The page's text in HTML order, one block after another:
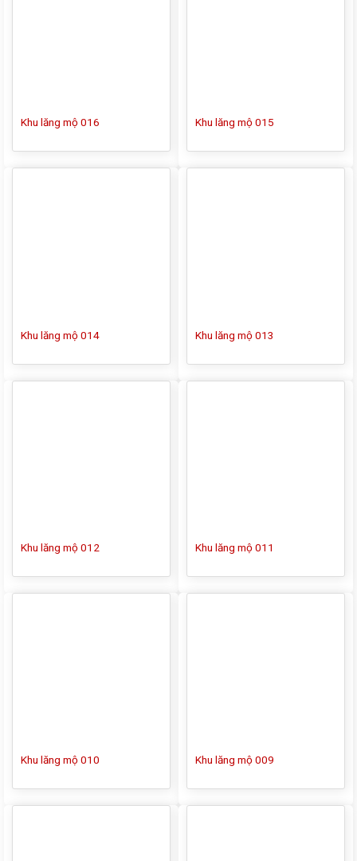
Khu lăng mộ 016 Khu lăng mộ 015
Khu lăng mộ 014 Khu lăng mộ 013
Khu lăng mộ 012 Khu lăng mộ 011
Khu lăng mộ 010 Khu lăng mộ 009